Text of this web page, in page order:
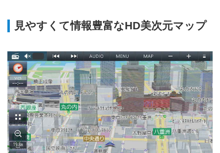
見やすくて情報豊富なHD美次元マップ